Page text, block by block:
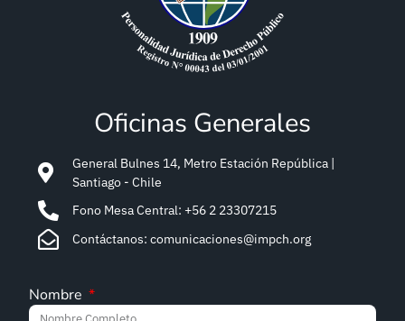
Oficinas Generales
General Bulnes 14, Metro Estación República |
Santiago - Chile
Fono Mesa Central: +56 2 23307215
Contáctanos: comunicaciones@impch.org
Nombre